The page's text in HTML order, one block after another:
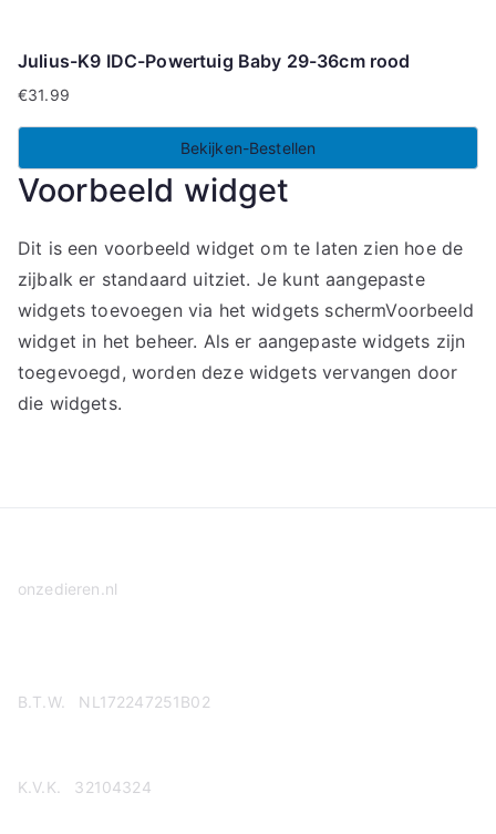
Julius-K9 IDC-Powertuig Baby 29-36cm rood
€31.99
Bekijken-Bestellen
Voorbeeld widget
Dit is een voorbeeld widget om te laten zien hoe de
zijbalk er standaard uitziet. Je kunt aangepaste
widgets toevoegen via het widgets schermVoorbeeld
widget in het beheer. Als er aangepaste widgets zijn
toegevoegd, worden deze widgets vervangen door
die widgets.
onzedieren.nl
B.T.W. NL172247251B02
K.V.K. 32104324